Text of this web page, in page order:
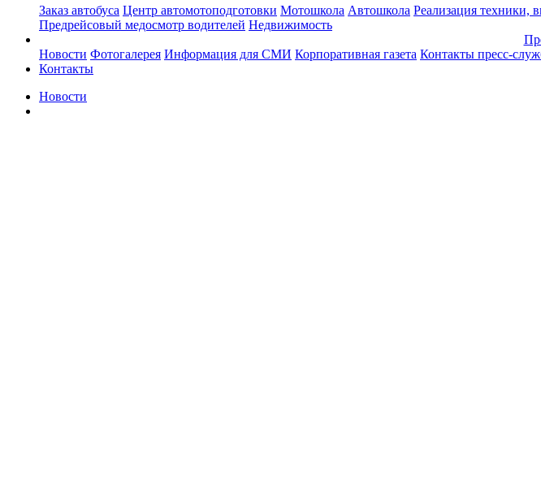
Заказ автобуса Центр автомотоподготовки Мотошкола Автошкола Реализация техники,
Предрейсовый медосмотр водителей Недвижимость
Новости Фотогалерея Информация для СМИ Корпоративная газета Контакты пресс-
Контакты
Новости